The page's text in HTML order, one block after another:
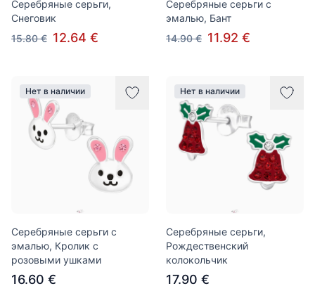
Серебряные серьги,
Снеговик
15.80 € 12.64 €
Серебряные серьги с
эмалью, Бант
14.90 € 11.92 €
Нет в наличии
Серебряные серьги с
эмалью, Кролик с
розовыми ушками
16.60 €
Нет в наличии
Серебряные серьги,
Рождественский
колокольчик
17.90 €